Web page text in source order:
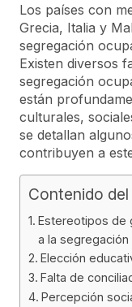
Los países con
Grecia, Italia y
segregación
Existen diversos
segregación
están
culturales,
se detallan
contribuyen a
Contenido
Estereotipos de
a la segregación
Elección
Falta de
Percepción